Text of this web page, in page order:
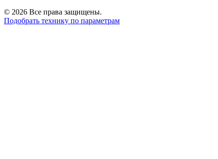
© 2026 Все права защищены.
Подобрать технику по параметрам